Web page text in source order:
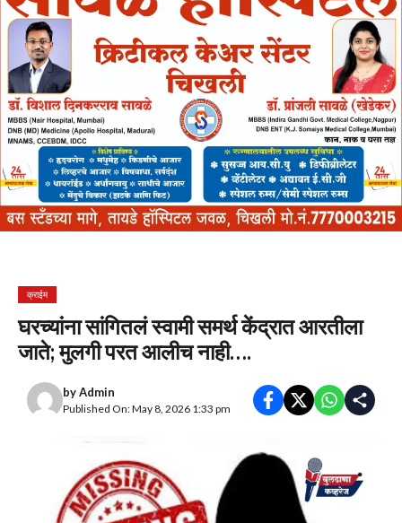
क्राईम
घरच्यांना सांगितलं स्वामी समर्थ केंद्रात आरतीला
जाते; मुलगी परत आलीच नाही….
byAdmin
Published On: May 8, 2026 1:33 pm